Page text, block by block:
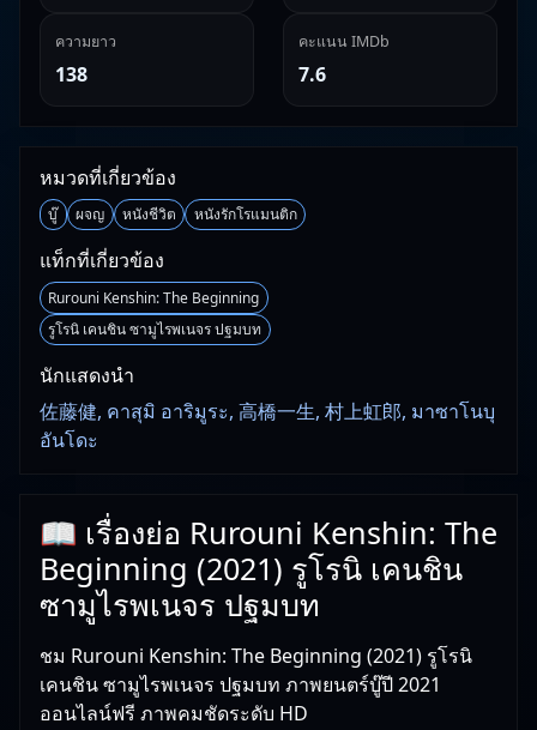
ความยาว
138
คะแนน IMDb
7.6
หมวดที่เกี่ยวข้อง
บู๊ ผจญ หนังชีวิต หนังรักโรแมนติก
แท็กที่เกี่ยวข้อง
Rurouni Kenshin: The Beginning
รูโรนิ เคนชิน ซามูไรพเนจร ปฐมบท
นักแสดงนำ
佐藤健, คาสุมิ อาริมูระ, 高橋一生, 村上虹郎, มาซาโนบุ
อันโดะ
📖 เรื่องย่อ Rurouni Kenshin: The
Beginning (2021) รูโรนิ เคนชิน
ซามูไรพเนจร ปฐมบท
ชม Rurouni Kenshin: The Beginning (2021) รูโรนิ
เคนชิน ซามูไรพเนจร ปฐมบท ภาพยนตร์บู๊ปี 2021
ออนไลน์ฟรี ภาพคมชัดระดับ HD